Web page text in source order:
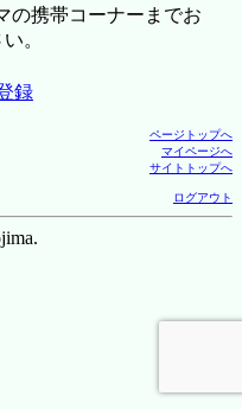
の携帯コーナーまでお
。
録
ページトップへ
マイページへ
サイトトップへ
ログアウト